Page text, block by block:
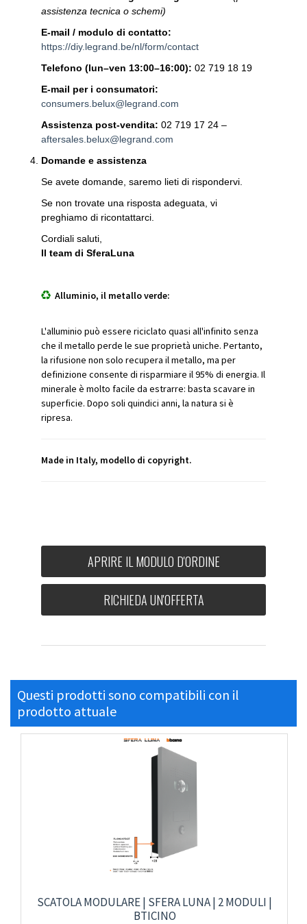
assistenza tecnica o schemi)
E-mail / modulo di contatto:
https://diy.legrand.be/nl/form/contact
Telefono (lun–ven 13:00–16:00): 02 719 18 19
E-mail per i consumatori:
consumers.belux@legrand.com
Assistenza post-vendita: 02 719 17 24 –
aftersales.belux@legrand.com
Domande e assistenza
Se avete domande, saremo lieti di rispondervi.
Se non trovate una risposta adeguata, vi
preghiamo di ricontattarci.
Cordiali saluti,
Il team di SferaLuna
Alluminio, il metallo verde:
L'alluminio può essere riciclato quasi all'infinito senza
che il metallo perde le sue proprietà uniche. Pertanto,
la rifusione non solo recupera il metallo, ma per
definizione consente di risparmiare il 95% di energia. Il
minerale è molto facile da estrarre: basta scavare in
superficie. Dopo soli quindici anni, la natura si è
ripresa.
Made in Italy, modello di copyright.
APRIRE IL MODULO D'ORDINE
RICHIEDA UN'OFFERTA
Questi prodotti sono compatibili con il
prodotto attuale
SCATOLA MODULARE | SFERA LUNA | 2 MODULI |
BTICINO